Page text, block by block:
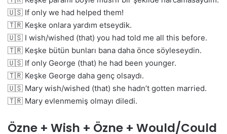
🇺🇸 If only we had helped them!
🇹🇷 Keşke onlara yardım etseydik.
🇺🇸 I wish/wished (that) you had told me all this before.
🇹🇷 Keşke bütün bunları bana daha önce söyleseydin.
🇺🇸 If only George (that) he had been younger.
🇹🇷 Keşke George daha genç olsaydı.
🇺🇸 Mary wish/wished (that) she hadn’t gotten married.
🇹🇷 Mary evlenmemiş olmayı diledi.
Özne + Wish + Özne + Would/Could